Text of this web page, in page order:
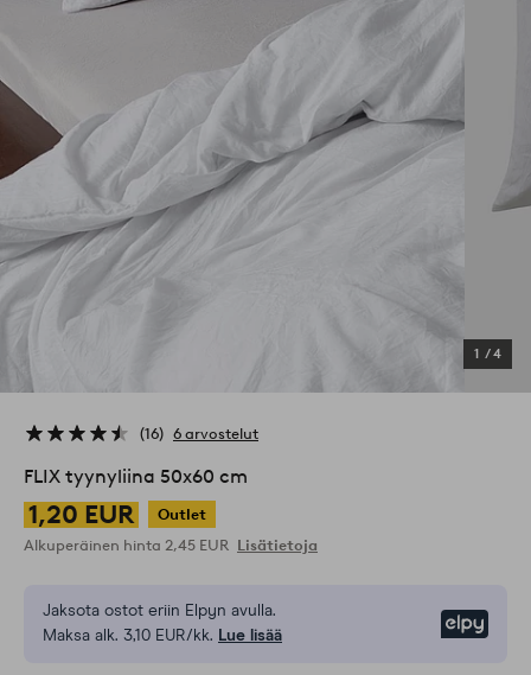
1 /4
16 6 arvostelut
FLIX tyynyliina 50x60 cm
1,20 EUR
Outlet
Alkuperäinen hinta 2,45 EUR Lisätietoja
Jaksota ostot eriin Elpyn avulla.
Maksa alk. 3,10 EUR/kk. Lue lisää